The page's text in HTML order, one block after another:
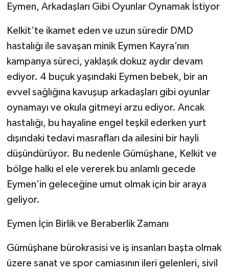
Eymen, Arkadaşları Gibi Oyunlar Oynamak İstiyor
Kelkit’te ikamet eden ve uzun süredir DMD
hastalığı ile savaşan minik Eymen Kayra’nın
kampanya süreci, yaklaşık dokuz aydır devam
ediyor. 4 buçuk yaşındaki Eymen bebek, bir an
evvel sağlığına kavuşup arkadaşları gibi oyunlar
oynamayı ve okula gitmeyi arzu ediyor. Ancak
hastalığı, bu hayaline engel teşkil ederken yurt
dışındaki tedavi masrafları da ailesini bir hayli
düşündürüyor. Bu nedenle Gümüşhane, Kelkit ve
bölge halkı el ele vererek bu anlamlı gecede
Eymen’in geleceğine umut olmak için bir araya
geliyor.
Eymen İçin Birlik ve Beraberlik Zamanı
Gümüşhane bürokrasisi ve iş insanları başta olmak
üzere sanat ve spor camiasının ileri gelenleri, sivil